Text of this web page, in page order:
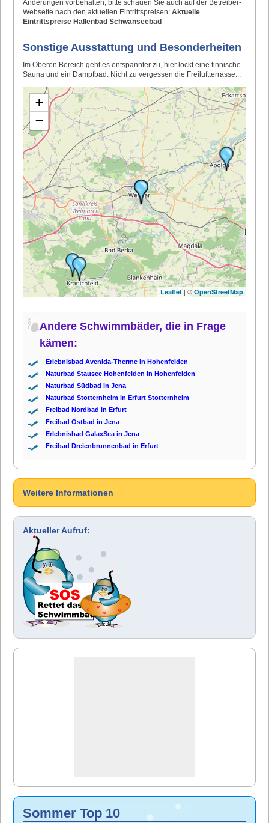
Änderungen vorbehalten, bitte schauen Sie auch auf der Betreiber-
Webseite nach den aktuellen Eintrittspreisen:Aktuelle
Eintrittspreise Hallenbad Schwanseebad
Sonstige Ausstattung und Besonderheiten
Im Oberen Bereich geht es entspannter zu, hier lockt eine finnische
Sauna und ein Dampfbad. Nicht zu vergessen die Freiluftterrasse...
+
−
Leaflet| © OpenStreetMap
Andere Schwimmbäder, die in Frage
kämen:
Erlebnisbad Avenida-Therme in Hohenfelden
Naturbad Stausee Hohenfelden in Hohenfelden
Naturbad Südbad in Jena
Naturbad Stotternheim in Erfurt Stotternheim
Freibad Nordbad in Erfurt
Freibad Ostbad in Jena
Erlebnisbad GalaxSea in Jena
Freibad Dreienbrunnenbad in Erfurt
Weitere Informationen
Aktueller Aufruf:
Sommer Top 10